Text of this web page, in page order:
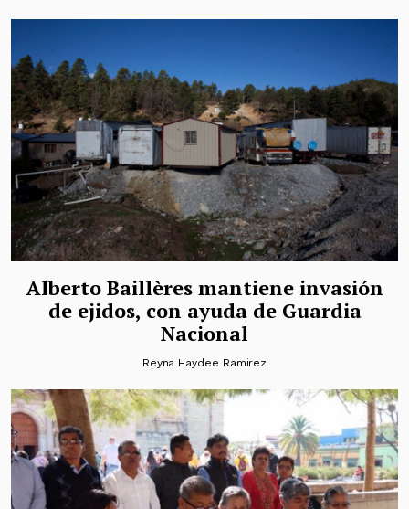
Alberto Baillères mantiene invasión
de ejidos, con ayuda de Guardia
Nacional
Reyna Haydee Ramirez